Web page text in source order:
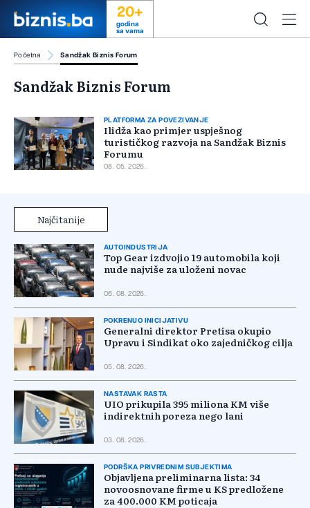
20+
godina
sa vama
Početna Sandžak Biznis Forum
Sandžak Biznis Forum
PLATFORMA ZA POVEZIVANJE
Ilidža kao primjer uspješnog
turističkog razvoja na Sandžak Biznis
Forumu
08. 05. 2026.
Najčitanije
AUTOINDUSTRIJA
Top Gear izdvojio 19 automobila koji
nude najviše za uloženi novac
06. 08. 2026.
POKRENUO INICIJATIVU
Generalni direktor Pretisa okupio
Upravu i Sindikat oko zajedničkog cilja
05. 08. 2026.
NASTAVAK RASTA
UIO prikupila 395 miliona KM više
indirektnih poreza nego lani
03. 08. 2026.
PODRŠKA PRIVREDNIM SUBJEKTIMA
Objavljena preliminarna lista: 34
novoosnovane firme u KS predložene
za 400.000 KM poticaja